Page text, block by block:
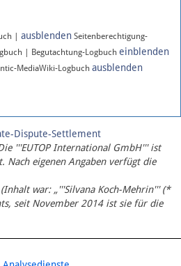
| ausblenden Seitenberechtigung-
| Begutachtung-Logbuch einblenden
MediaWiki-Logbuch ausblenden
Dispute-Settlement
'''EUTOP International GmbH''' ist
eigenen Angaben verfügt die
(Inhalt war: „'''Silvana Koch-Mehrin''' (*
seit November 2014 ist sie für die